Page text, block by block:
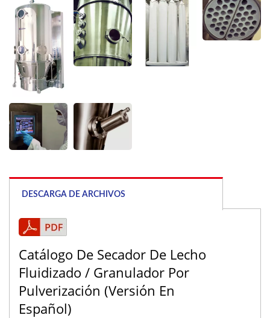
DESCARGA DE ARCHIVOS
Catálogo De Secador De Lecho
Fluidizado / Granulador Por
Pulverización (Versión En
Español)